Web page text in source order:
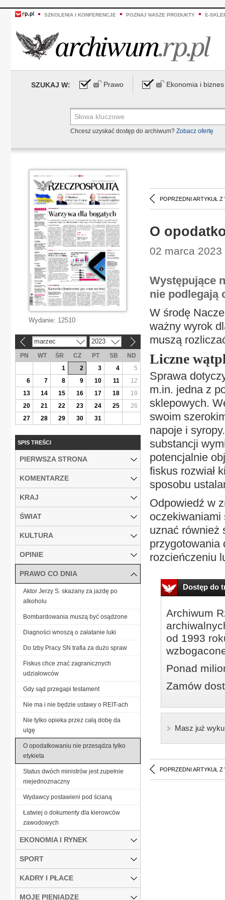
SZKOLENIA I KONFERENCJE POZNAJ NASZE PRODUKTY E-
SZUKAJ W: Prawo Ekonomia i biznes
Chcesz uzyskać dostęp do archiwum? Zobacz ofertę
POPRZEDNI ARTYKUŁ Z
O
02 marca
Występujące
nie podlegają
W środę
ważny wyrok
muszą
Liczne
Sprawa
m.in. jedna z
sklepowych.
swoim
napoje i
substancji
potencjalnie
fiskus rozwiał
sposobu
Odpowiedź w
oczekiwaniami
uznać również
przygotowania
rozcieńczeniu
Dostęp do
Archiwum
od 1993
Ponad
Zamów
Masz już
POPRZEDNI ARTYKUŁ Z
Wydanie: 12510
marzec 2023
PN WT ŚR CZ PT SB
ND
1
2 3 4
5
6
7 8 9 10 11
12
13
14 15 16 17 18
19
20
21 22 23 24 25
26
27
28 29 30 31
SPIS TREŚCI
PIERWSZA STRONA
KOMENTARZE
KRAJ
ŚWIAT
KULTURA
OPINIE
PRAWO CO DNIA
Aktor Jerzy S. skazany za jazdę po
alkoholu
Bombardowania muszą być osądzone
Diagności wnoszą o załatanie luki
Do Izby Pracy SN trafia za dużo spraw
Fiskus chce znać zagranicznych
udziałowców
Gdy sąd przegapi testament
Nie ma i nie będzie ustawy o REIT-ach
Nie tylko opieka przez całą dobę da
ulgę
O opodatkowaniu nie przesądza tylko
etykieta
Status dwóch ministrów jest zupełnie
niejednoznaczny
Wydawcy postawieni pod ścianą
Łatwiej o dokumenty dla kierowców
zawodowych
EKONOMIA I RYNEK
SPORT
KADRY I PŁACE
MOJE PIENIĄDZE